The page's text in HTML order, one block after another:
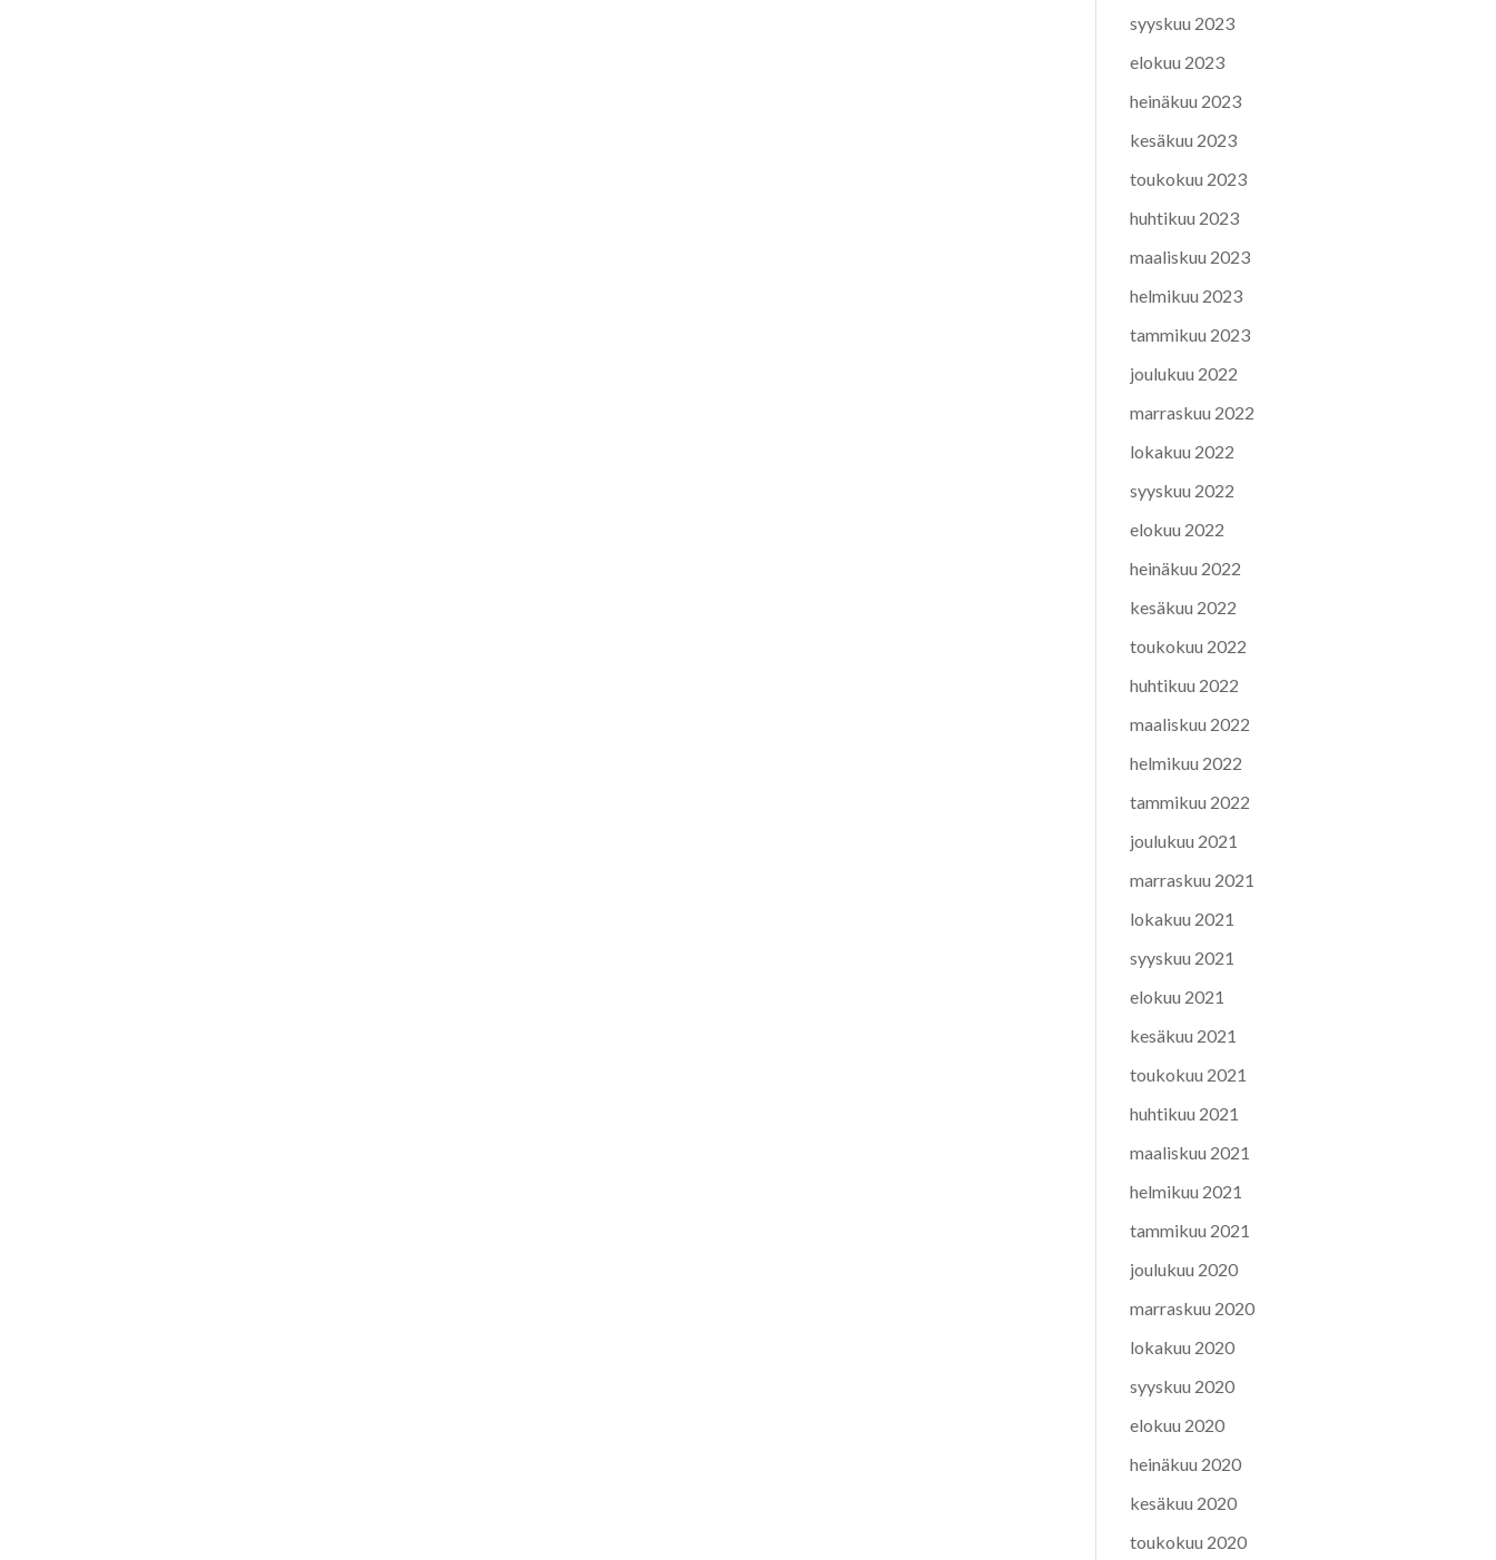
syyskuu 2023
elokuu 2023
heinäkuu 2023
kesäkuu 2023
toukokuu 2023
huhtikuu 2023
maaliskuu 2023
helmikuu 2023
tammikuu 2023
joulukuu 2022
marraskuu 2022
lokakuu 2022
syyskuu 2022
elokuu 2022
heinäkuu 2022
kesäkuu 2022
toukokuu 2022
huhtikuu 2022
maaliskuu 2022
helmikuu 2022
tammikuu 2022
joulukuu 2021
marraskuu 2021
lokakuu 2021
syyskuu 2021
elokuu 2021
kesäkuu 2021
toukokuu 2021
huhtikuu 2021
maaliskuu 2021
helmikuu 2021
tammikuu 2021
joulukuu 2020
marraskuu 2020
lokakuu 2020
syyskuu 2020
elokuu 2020
heinäkuu 2020
kesäkuu 2020
toukokuu 2020